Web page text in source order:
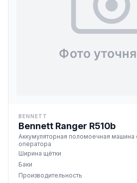
BENNETT
Bennett Ranger R510b
Аккумуляторная поломоечная машина
оператора
Ширина щётки
Баки
Производительность